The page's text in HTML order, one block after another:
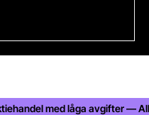
med låga avgifter —